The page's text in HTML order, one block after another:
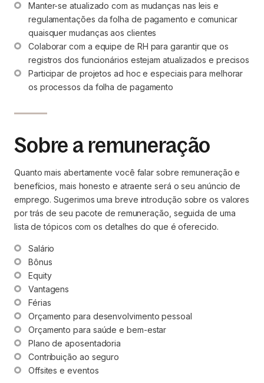
Manter-se atualizado com as mudanças nas leis e
regulamentações da folha de pagamento e comunicar
quaisquer mudanças aos clientes
Colaborar com a equipe de RH para garantir que os
registros dos funcionários estejam atualizados e precisos
Participar de projetos ad hoc e especiais para melhorar
os processos da folha de pagamento
Sobre a remuneração
Quanto mais abertamente você falar sobre remuneração e
benefícios, mais honesto e atraente será o seu anúncio de
emprego. Sugerimos uma breve introdução sobre os valores
por trás de seu pacote de remuneração, seguida de uma
lista de tópicos com os detalhes do que é oferecido.
Salário
Bônus
Equity
Vantagens
Férias
Orçamento para desenvolvimento pessoal
Orçamento para saúde e bem-estar
Plano de aposentadoria
Contribuição ao seguro
Offsites e eventos